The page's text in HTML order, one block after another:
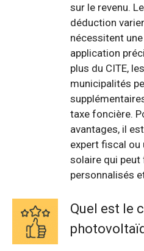
sur le revenu.
déduction
nécessitent
application
plus du CITE,
municipalités
taxe foncière.
avantages, il
expert fiscal ou
solaire qui
personnalisés
Quel est le